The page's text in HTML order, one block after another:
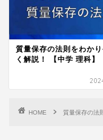
質量保存の法則をわか
く解説！ 【中学 理科】
HOME 質量保存の法則